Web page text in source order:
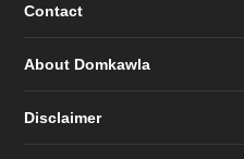
Contact
About Domkawla
Disclaimer